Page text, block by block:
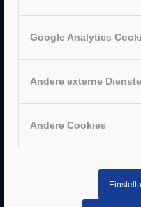
Google Analytics
Andere externe Dienste
Andere Cookies